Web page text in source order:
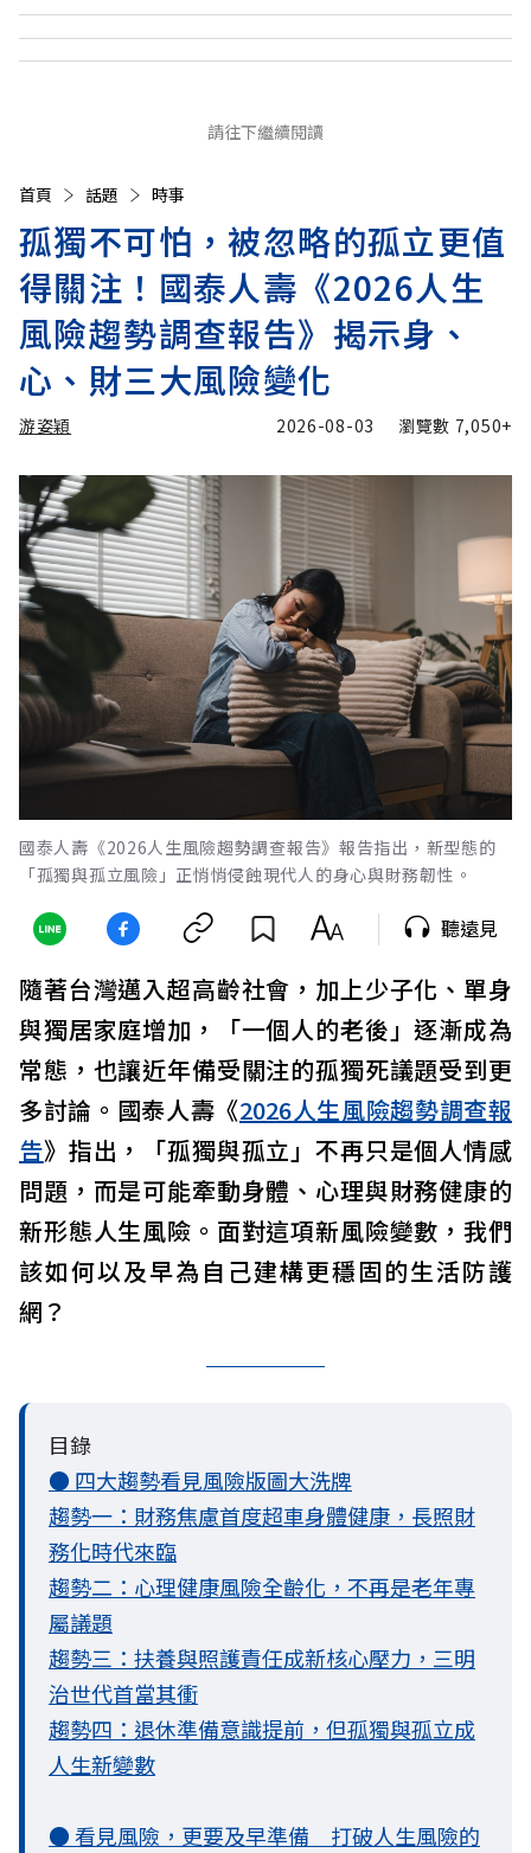
請往下繼續閱讀
首頁 話題 時事
孤獨不可怕，被忽略的孤立更值
得關注！國泰人壽《2026人生
風險趨勢調查報告》揭示身、
心、財三大風險變化
游姿穎 2026-08-03 瀏覽數 7,050+
國泰人壽《2026人生風險趨勢調查報告》報告指出，新型態的
「孤獨與孤立風險」正悄悄侵蝕現代人的身心與財務韌性。
聽遠見
隨著台灣邁入超高齡社會，加上少子化、單身
與獨居家庭增加，「一個人的老後」逐漸成為
常態，也讓近年備受關注的孤獨死議題受到更
多討論。國泰人壽《2026人生風險趨勢調查報
告》指出，「孤獨與孤立」不再只是個人情感
問題，而是可能牽動身體、心理與財務健康的
新形態人生風險。面對這項新風險變數，我們
該如何以及早為自己建構更穩固的生活防護
網？
目錄
● 四大趨勢看見風險版圖大洗牌
趨勢一：財務焦慮首度超車身體健康，長照財
務化時代來臨
趨勢二：心理健康風險全齡化，不再是老年專
屬議題
趨勢三：扶養與照護責任成新核心壓力，三明
治世代首當其衝
趨勢四：退休準備意識提前，但孤獨與孤立成
人生新變數
● 看見風險，更要及早準備 打破人生風險的